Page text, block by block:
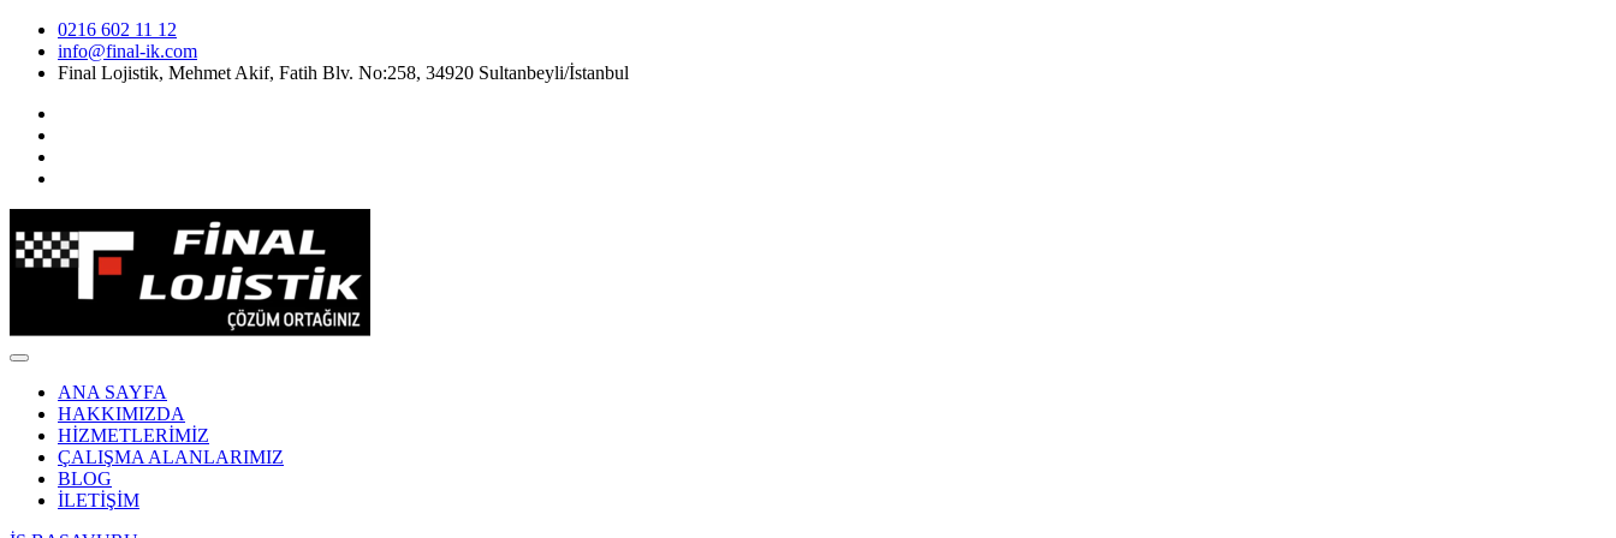
0216 602 11 12
info@final-ik.com
Final Lojistik, Mehmet Akif, Fatih Blv. No:258, 34920 Sultanbeyli/İstanbul
ANA SAYFA
HAKKIMIZDA
HİZMETLERİMİZ
ÇALIŞMA ALANLARIMIZ
BLOG
İLETİŞİM